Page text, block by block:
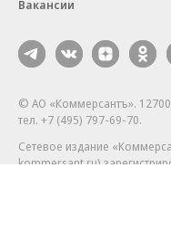
Вакансии
© АО «Коммерсантъ».
тел. +7 (495) 797-69-70.
Сетевое издание
kommersant.ru)